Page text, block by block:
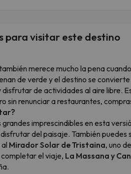
para visitar este destino
también merece mucho la pena
de verde y el destino se
disfrutar de actividades al aire libre.
sin renunciar a restaurantes,
grandes imprescindibles en esta
del paisaje. También puedes
Mirador Solar de Tristaina, uno
el viaje, La Massana y